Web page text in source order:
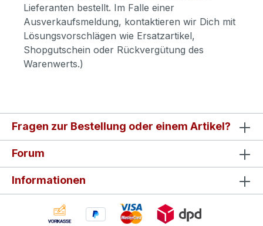
Lieferanten bestellt. Im Falle einer
Ausverkaufsmeldung, kontaktieren wir Dich mit
Lösungsvorschlägen wie Ersatzartikel,
Shopgutschein oder Rückvergütung des
Warenwerts.)
Fragen zur Bestellung oder einem Artikel?
Forum
Informationen